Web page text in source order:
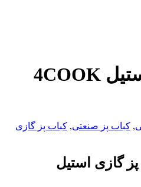
کباب پز گازی استیل 4COOK
, کباب پز صنعتی, کباب پز گازی
گازی استیل